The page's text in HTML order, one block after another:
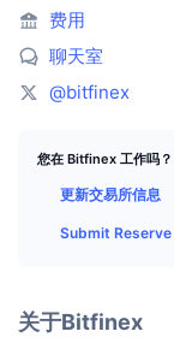
真实世界资
排行榜
热门
即将推出
领涨和领跌
币安币金库
指标
恐惧和贪婪
市场周期指
模因
顶级交易者
去中心化交易所
现货
衍生品
直播活动
加密货币
DEX API
定价
产品
转换器
CMC
CMC Max
费用
聊天室
@bitfinex
您在 Bitfinex 工作吗？
更新交易所信息
Submit
关于Bitfinex